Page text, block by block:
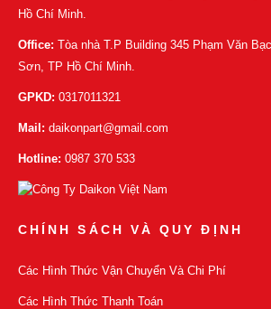
Hồ Chí Minh.
Office: Tòa nhà T.P Building 345 Phạm Văn
Sơn, TP Hồ Chí Minh.
GPKD: 0317011321
Mail: daikonpart@gmail.com
Hotline: 0987 370 533
CHÍNH SÁCH VÀ QUY ĐỊNH
Các Hình Thức Vận Chuyển Và Chi Phí
Các Hình Thức Thanh Toán